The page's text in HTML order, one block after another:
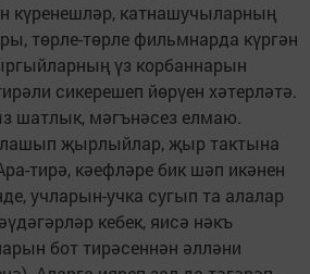
күренешләр, катнашучыларның
төрле-төрле фильмнарда күргән
үз корбаннарын
сикерешеп йөрүен хәтерләтә.
шатлык, мәгънәсез елмаю.
җырлыйлар, җыр тактына
тирә, кәефләре бик шәп икәнен
учларын-учка сугып та алалар
кебек, яисә нәкъ
бот тирәсеннән әлләни